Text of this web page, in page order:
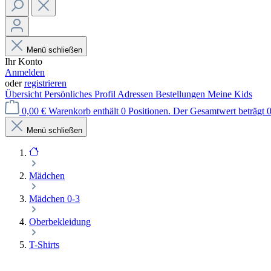
Menü schließen
Ihr Konto
Anmelden
oderregistrieren
Übersicht Persönliches Profil Adressen Bestellungen Meine Kids
0,00 € Warenkorb enthält 0 Positionen. Der Gesamtwert beträgt
Menü schließen
Mädchen
Mädchen 0-3
Oberbekleidung
T-Shirts